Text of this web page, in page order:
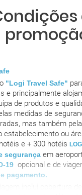
Como
incluídos,
inclui algum
gerais nas
"Logi Travel Safe"
e principalmente
de produtos e
medidas de
mas também
estabelecimento ou
e + 300 hotéis
segurança em
19 opcional e de
pagamento.